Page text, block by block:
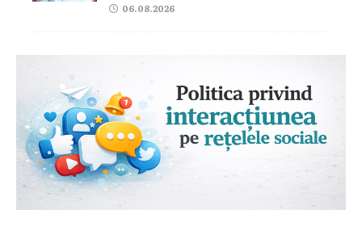
06.08.2026